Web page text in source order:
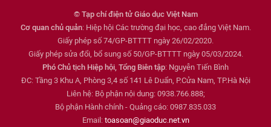
© Tạp chí điện tử Giáo dục Việt Nam
Cơ quan chủ quản: Hiệp hội Các trường đại học, cao đẳng Việt Nam.
Giấy phép số 74/GP-BTTTT ngày 26/02/2020.
Giấy phép sửa đổi, bổ sung số 50/GP-BTTTT ngày 05/03/2024.
Phó Chủ tịch Hiệp hội, Tổng Biên tập: Nguyễn Tiến Bình
ĐC: Tầng 3 Khu A, Phòng 3,4 số 141 Lê Duẩn, P.Cửa Nam, TP.Hà Nội
Liên hệ: Bộ phận nội dung: 0938.766.888;
Bộ phận Hành chính - Quảng cáo: 0987.835.033
Email: toasoan@giaoduc.net.vn